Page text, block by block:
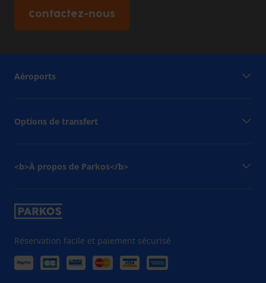
Contactez-nous
Réservation facile et paiement sécurisé
Aéroports
Options de transfert
<b>À propos de Parkos</b>